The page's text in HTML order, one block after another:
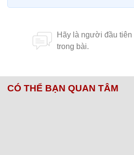
CÓ THỂ BẠN QUAN TÂM